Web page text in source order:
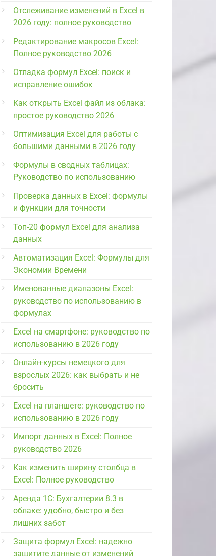
Отслеживание изменений в Excel в
2026 году: полное руководство
Редактирование макросов Excel:
Полное руководство 2026
Отладка формул Excel: поиск и
исправление ошибок
Как открыть Excel файл из облака:
простое руководство 2026
Оптимизация Excel для работы с
большими данными в 2026 году
Формулы в сводных таблицах:
Руководство по использованию
Проверка данных в Excel: формулы
и функции для точности
Топ-20 формул Excel для анализа
данных
Автоматизация Excel: Формулы для
Экономии Времени
Именованные диапазоны Excel:
руководство по использованию в
формулах
Excel на смартфоне: руководство по
использованию в 2026 году
Онлайн-курсы немецкого для
взрослых 2026: как выбрать и не
бросить
Excel на планшете: руководство по
использованию в 2026 году
Импорт данных в Excel: Полное
руководство 2026
Как изменить ширину столбца в
Excel: Полное руководство
Аренда 1С: Бухгалтерии 8.3 в
облаке: удобно, быстро и без
лишних забот
Защита формул Excel: надежно
защитите данные от изменений